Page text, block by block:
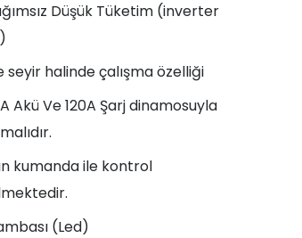
Düşük Tüketim (inverter
seyir halinde çalışma özelliği
Akü Ve 120A Şarj dinamosuyla
kumanda ile kontrol
(Led)